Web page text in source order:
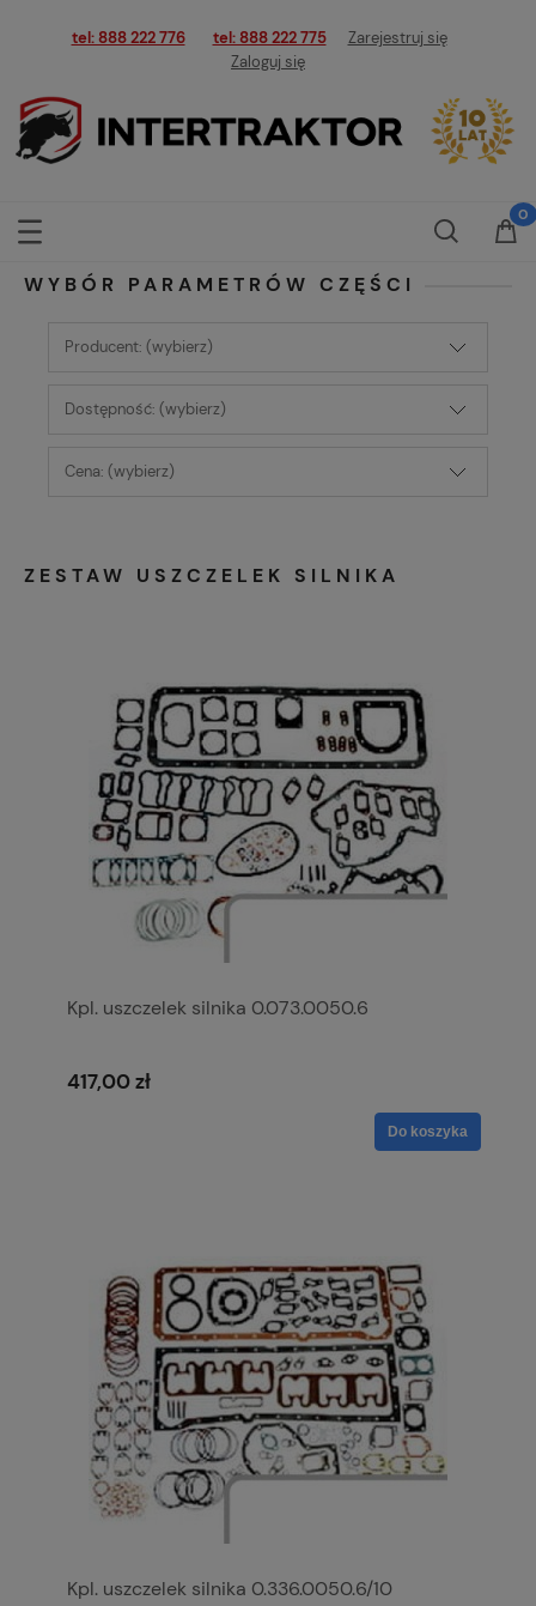
tel: 888 222 776 tel: 888 222 775
Zarejestruj się
Zaloguj się
WYBÓR PARAMETRÓW CZĘŚCI
Producent: (wybierz)
Dostępność: (wybierz)
Cena: (wybierz)
ZESTAW USZCZELEK SILNIKA
Kpl. uszczelek silnika 0.073.0050.6
417,00 zł
Do koszyka
Kpl. uszczelek silnika 0.336.0050.6/10